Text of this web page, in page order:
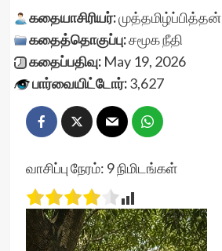
கதையாசிரியர்:முத்தமிழ்ப்பித்தன்
கதைத்தொகுப்பு:சமூக நீதி
கதைப்பதிவு:May 19, 2026
பார்வையிட்டோர்:3,627
வாசிப்பு நேரம்: 9நிமிடங்கள்